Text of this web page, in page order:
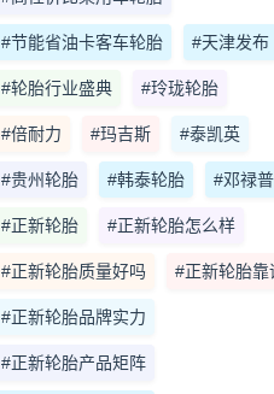
#节能省油卡客车轮胎 #天津发布
#轮胎行业盛典 #玲珑轮胎
#倍耐力 #玛吉斯 #泰凯英
#贵州轮胎 #韩泰轮胎 #邓禄普
#正新轮胎 #正新轮胎怎么样
#正新轮胎质量好吗 #正新轮胎靠
#正新轮胎品牌实力
#正新轮胎产品矩阵